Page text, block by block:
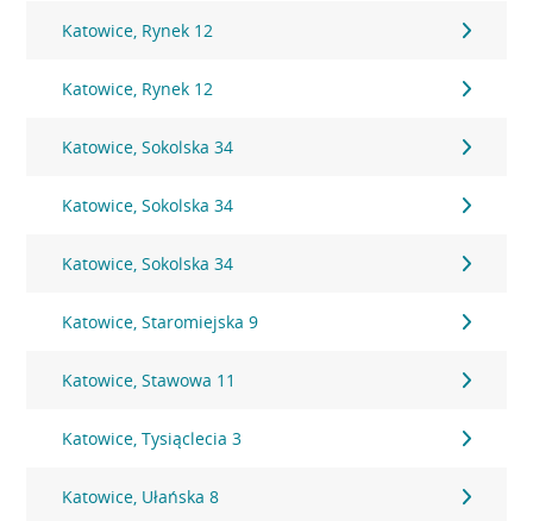
Katowice, Rynek 12
Katowice, Rynek 12
Katowice, Sokolska 34
Katowice, Sokolska 34
Katowice, Sokolska 34
Katowice, Staromiejska 9
Katowice, Stawowa 11
Katowice, Tysiąclecia 3
Katowice, Ułańska 8